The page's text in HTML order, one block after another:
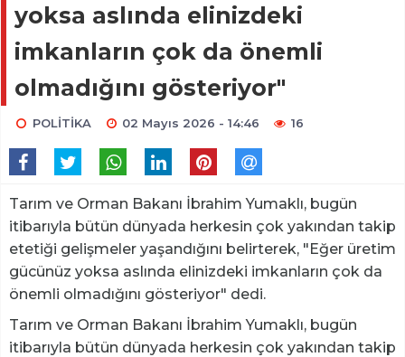
yoksa aslında elinizdeki
imkanların çok da önemli
olmadığını gösteriyor"
POLİTİKA 02 Mayıs 2026 - 14:46 16
Tarım ve Orman Bakanı İbrahim Yumaklı, bugün
itibarıyla bütün dünyada herkesin çok yakından takip
etetiği gelişmeler yaşandığını belirterek, "Eğer üretim
gücünüz yoksa aslında elinizdeki imkanların çok da
önemli olmadığını gösteriyor" dedi.
Tarım ve Orman Bakanı İbrahim Yumaklı, bugün
itibarıyla bütün dünyada herkesin çok yakından takip